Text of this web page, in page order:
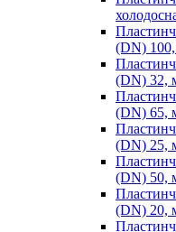
(DN)
(DN) 32,
(DN) 65,
(DN) 25,
(DN) 50,
(DN) 20,